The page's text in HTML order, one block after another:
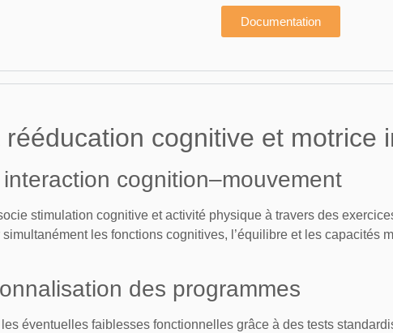
Documentation
cognitive et motrice
cognition–mouvement
stimulation cognitive et activité physique à travers des
les fonctions cognitives, l’équilibre et les capacités
des programmes
éventuelles faiblesses fonctionnelles grâce à des tests